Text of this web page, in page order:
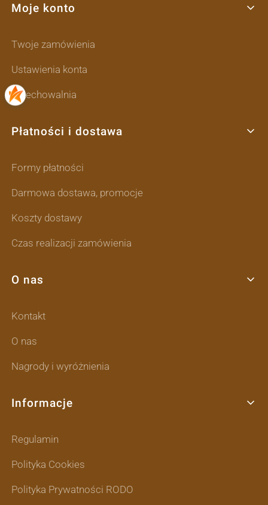
Moje konto
Twoje zamówienia
Ustawienia konta
Przechowalnia
Płatności i dostawa
Formy płatności
Darmowa dostawa, promocje
Koszty dostawy
Czas realizacji zamówienia
O nas
Kontakt
O nas
Nagrody i wyróżnienia
Informacje
Regulamin
Polityka Cookies
Polityka Prywatności RODO